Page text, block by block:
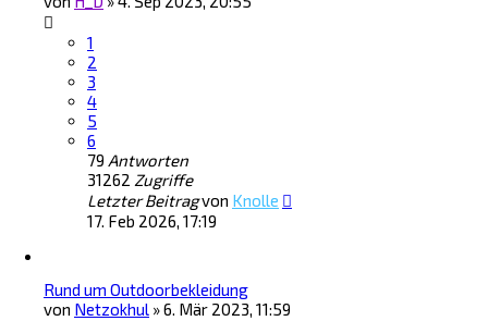
1
2
3
4
5
6
79 Antworten
31262 Zugriffe
Letzter Beitragvon Knolle
17. Feb 2026, 17:19
Rund um Outdoorbekleidung
von Netzokhul »6. Mär 2023, 11:59